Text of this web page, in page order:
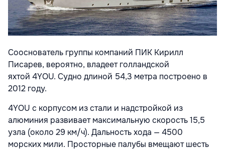
Сооснователь группы компаний ПИК Кирилл
Писарев, вероятно, владеет голландской
яхтой 4YOU. Судно длиной 54,3 метра построено в
2012 году.
4YOU с корпусом из стали и надстройкой из
алюминия развивает максимальную скорость 15,5
узла (около 29 км/ч). Дальность хода — 4500
морских мили. Просторные палубы вмещают шесть